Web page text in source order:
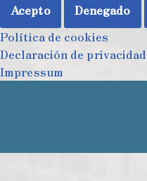
Acepto
Denegado
Política de cookies
Declaración de privacidad
Impressum
contenido